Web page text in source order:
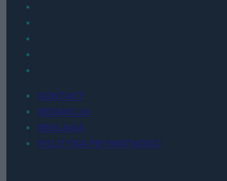
KONTAKT
REDAKCJA
REKLAMA
POLITYKA PRYWATNOŚCI